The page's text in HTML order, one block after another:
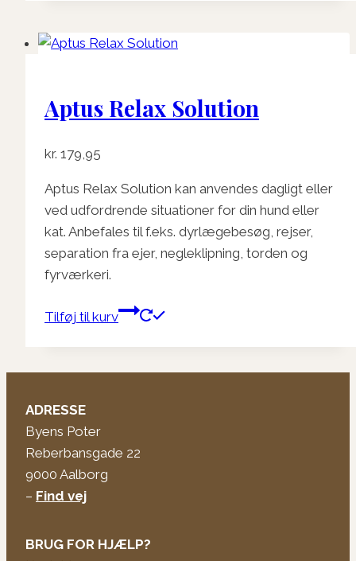
Aptus Relax Solution
kr. 179,95
Aptus Relax Solution kan anvendes dagligt eller
ved udfordrende situationer for din hund eller
kat. Anbefales til f.eks. dyrlægebesøg, rejser,
separation fra ejer, negleklipning, torden og
fyrværkeri.
Tilføj til kurv
ADRESSE
Byens Poter
Reberbansgade 22
9000 Aalborg
– Find vej
BRUG FOR HJÆLP?